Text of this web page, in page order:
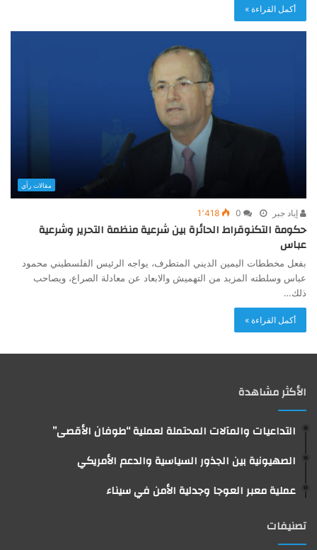
أكمل القراءة »
مقالات رأي
إياد جبر 0 1٬418
حكومة التكنوقراط الحائرة بين شرعية منظمة التحرير وشرعية
عباس
بفعل مخططات اليمين الديني المتطرف، يواجه الرئيس الفلسطيني محمود
عباس وسلطته المزيد من التهميش والابعاد عن معادلة الصراع، ويصاحب
ذلك…
أكمل القراءة »
الأكثر مشاهدة
التداعيات والمآلات المحتملة لعملية “طوفان الأقصى”
الصهيونية بين الجذور السياسية والدعم الأمريكي
عملية معبر العوجا وجدلية الأمن في سيناء
تصنيفات